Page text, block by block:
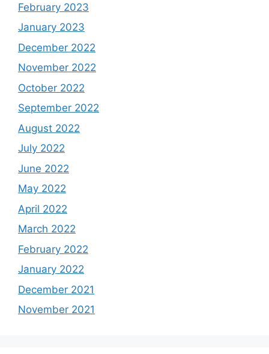
February 2023
January 2023
December 2022
November 2022
October 2022
September 2022
August 2022
July 2022
June 2022
May 2022
April 2022
March 2022
February 2022
January 2022
December 2021
November 2021